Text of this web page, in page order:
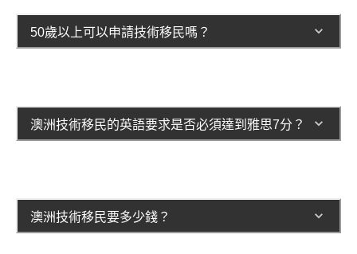
50歲以上可以申請技術移民嗎？
澳洲技術移民的英語要求是否必須達到雅思7分？
澳洲技術移民要多少錢？